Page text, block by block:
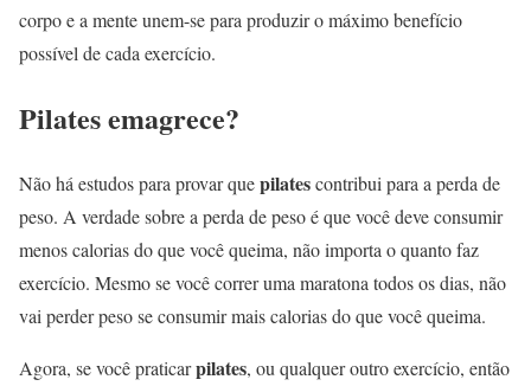
corpo e a mente unem-se para produzir o máximo benefício
possível de cada exercício.
Pilates emagrece?
Não há estudos para provar quepilatescontribui para a perda de
peso. A verdade sobre a perda de peso é que você deve consumir
menos calorias do que você queima, não importa o quanto faz
exercício. Mesmo se você correr uma maratona todos os dias, não
vai perder peso se consumir mais calorias do que você queima.
Agora, se você praticarpilates, ou qualquer outro exercício, então